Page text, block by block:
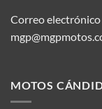
Correo electrónico
MOTOS